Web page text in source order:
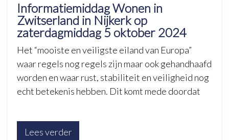
Informatiemiddag Wonen in
Zwitserland in Nijkerk op
zaterdagmiddag 5 oktober 2024
Het “mooiste en veiligste eiland van Europa”
waar regels nog regels zijn maar ook gehandhaafd
worden en waar rust, stabiliteit en veiligheid nog
echt betekenis hebben. Dit komt mede doordat
Lees verder